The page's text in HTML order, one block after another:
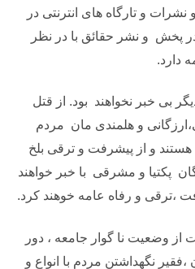
و تارگاه های انترنتی در
پخش و نشر حقائق با در نظر
دارد.
بی خبر نخواهند بود. از قتل
و هلمندی مان مردم
و از پیشرفت و ترقی بلخ
گان پکتیا و مشرقی با خبر خواهند
،ترقی و رفاه عامه خوهند کرد.
وضعیت نا گوار جامعه ، دور
نگهداشتن مردم با انواع و